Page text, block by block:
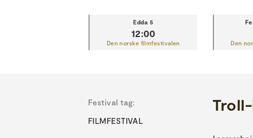
Edda 5
12:00
Den norske filmfestivalen Den
Festival tag:
FILMFESTIVAL